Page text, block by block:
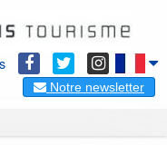
Notre newsletter